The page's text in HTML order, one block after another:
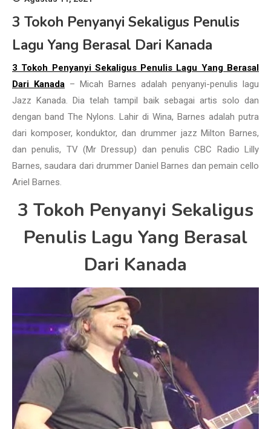
3 Tokoh Penyanyi Sekaligus Penulis
Lagu Yang Berasal Dari Kanada
3 Tokoh Penyanyi Sekaligus Penulis Lagu Yang Berasal
Dari Kanada – Micah Barnes adalah penyanyi-penulis lagu
Jazz Kanada. Dia telah tampil baik sebagai artis solo dan
dengan band The Nylons. Lahir di Wina, Barnes adalah putra
dari komposer, konduktor, dan drummer jazz Milton Barnes,
dan penulis, TV (Mr Dressup) dan penulis CBC Radio Lilly
Barnes, saudara dari drummer Daniel Barnes dan pemain cello
Ariel Barnes.
3 Tokoh Penyanyi Sekaligus
Penulis Lagu Yang Berasal
Dari Kanada